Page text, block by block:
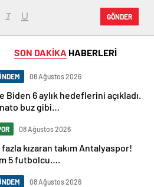
GÖNDER
SON DAKİKA HABERLERİ
08 Ağustos 2026
Biden 6 aylık hedeflerini açıkladı.
buz gibi…
08 Ağustos 2026
fazla kızaran takım Antalyaspor!
5 futbolcu….
08 Ağustos 2026